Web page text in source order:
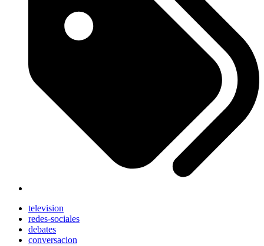
television
redes-sociales
debates
conversacion